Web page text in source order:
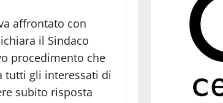
affrontato con
il Sindaco
procedimento che
tutti gli interessati di
subito risposta